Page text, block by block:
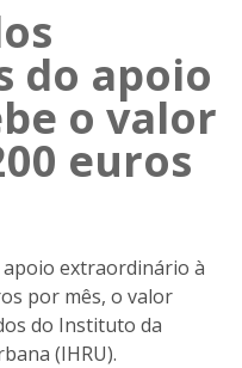
do apoio
o valor
euros
extraordinário à
por mês, o valor
do Instituto da
(IHRU).